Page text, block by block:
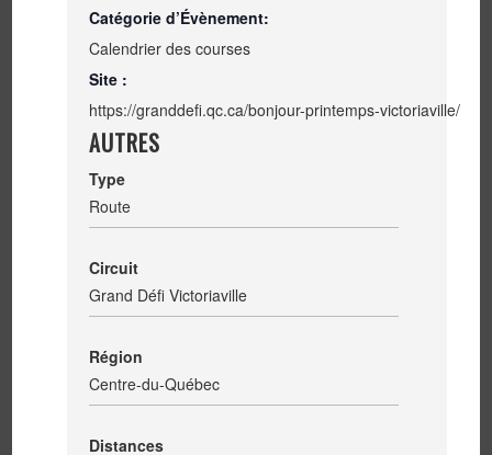
Catégorie d’Évènement:
Calendrier des courses
Site :
https://granddefi.qc.ca/bonjour-printemps-victoriaville/
AUTRES
Type
Route
Circuit
Grand Défi Victoriaville
Région
Centre-du-Québec
Distances